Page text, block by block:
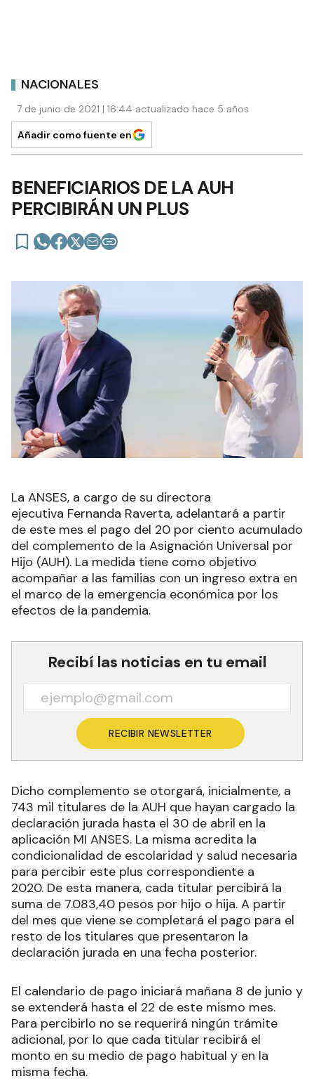
NACIONALES
7 de junio de 2021 | 16:44 actualizado hace 5 años
Añadir como fuente en
BENEFICIARIOS DE LA AUH
PERCIBIRÁN UN PLUS
La ANSES, a cargo de su directora
ejecutiva Fernanda Raverta, adelantará a partir
de este mes el pago del 20 por ciento acumulado
del complemento de la Asignación Universal por
Hijo (AUH). La medida tiene como objetivo
acompañar a las familias con un ingreso extra en
el marco de la emergencia económica por los
efectos de la pandemia.
Recibí las noticias en tu email
RECIBIR NEWSLETTER
Dicho complemento se otorgará, inicialmente, a
743 mil titulares de la AUH que hayan cargado la
declaración jurada hasta el 30 de abril en la
aplicación MI ANSES. La misma acredita la
condicionalidad de escolaridad y salud necesaria
para percibir este plus correspondiente a
2020. De esta manera, cada titular percibirá la
suma de 7.083,40 pesos por hijo o hija. A partir
del mes que viene se completará el pago para el
resto de los titulares que presentaron la
declaración jurada en una fecha posterior.
El calendario de pago iniciará mañana 8 de junio y
se extenderá hasta el 22 de este mismo mes.
Para percibirlo no se requerirá ningún trámite
adicional, por lo que cada titular recibirá el
monto en su medio de pago habitual y en la
misma fecha.